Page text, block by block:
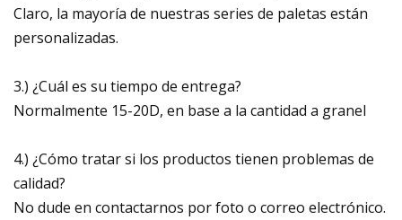
Claro, la mayoría de nuestras series de paletas están
personalizadas.
3.) ¿Cuál es su tiempo de entrega?
Normalmente 15-20D, en base a la cantidad a granel
4.) ¿Cómo tratar si los productos tienen problemas de
calidad?
No dude en contactarnos por foto o correo electrónico.